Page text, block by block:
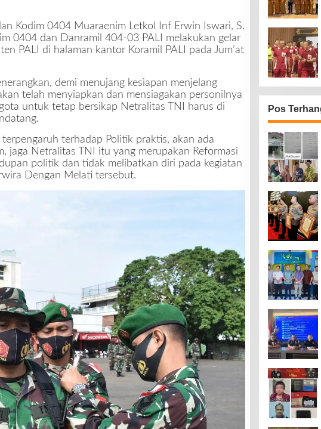
Kodim 0404 Muaraenim Letkol Inf Erwin Iswari, S.
0404 dan Danramil 404-03 PALI melakukan gelar
PALI di halaman kantor Koramil PALI pada Jum’at
demi menujang kesiapan menjelang
telah menyiapkan dan mensiagakan personilnya
untuk tetap bersikap Netralitas TNI harus di
terhadap Politik praktis, akan ada
jaga Netralitas TNI itu yang merupakan Reformasi
politik dan tidak melibatkan diri pada kegiatan
Dengan Melati tersebut.
Pos